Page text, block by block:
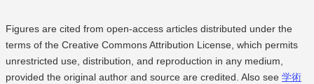
Figures are cited from open-access articles distributed under the
terms of the Creative Commons Attribution License, which permits
unrestricted use, distribution, and reproduction in any medium,
provided the original author and source are credited. Also see 学術